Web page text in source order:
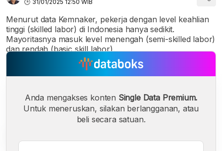
31/01/2025 12:50 WIB
Menurut data Kemnaker, pekerja dengan level keahlian
tinggi (skilled labor) di Indonesia hanya sedikit.
Mayoritasnya masuk level menengah (semi-skilled labor)
dan rendah (basic skill labor).
Anda mengakses konten Single Data Premium.
Untuk meneruskan, silakan berlangganan, atau
beli secara satuan.